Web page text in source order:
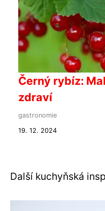
Černý rybíz:
zdraví
gastronomie
19. 12. 2024
Další kuchyňská